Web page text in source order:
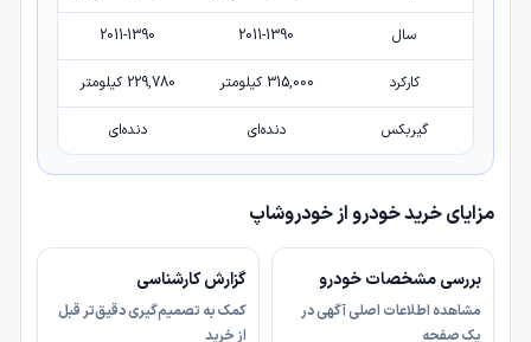
سال 2011-1390
2011-1390
کارکرد 315,000 کیلومتر 229,780 کیلومتر
گیربکس دنده‌ای دنده‌ای
مزایای خرید خودرو از خودروشاپ
بررسی مشخصات خودرو
مشاهده اطلاعات اصلی آگهی در
یک صفحه
گزارش کارشناسی
کمک به تصمیم‌گیری دقیق‌تر قبل
از خرید